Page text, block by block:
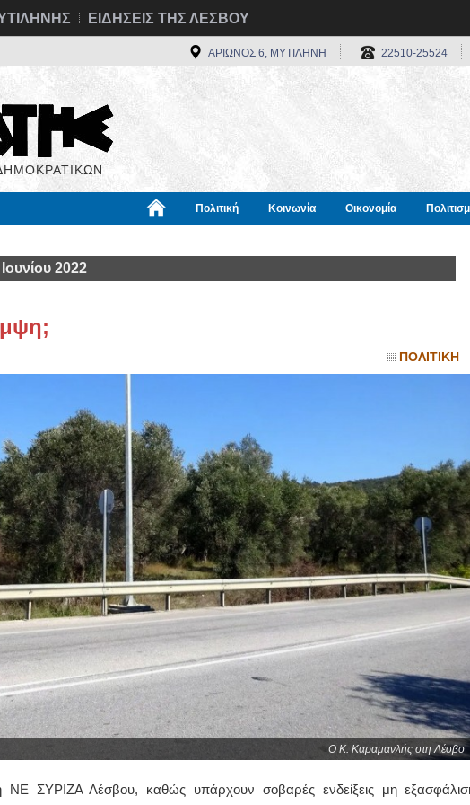
ΕΙΔΗΣΕΙΣ ΤΗΣ ΛΕΣΒΟΥ
ΑΡΙΩΝΟΣ 6, ΜΥΤΙΛΗΝΗ 22510-25524
Πολιτική Κοινωνία Οικονομία
2022
ΠΟΛΙΤΙΚΗ
Ο Κ. Καραμανλής στη Λέσβο
ΝΕ ΣΥΡΙΖΑ Λέσβου, καθώς υπάρχουν σοβαρές ενδείξεις μη